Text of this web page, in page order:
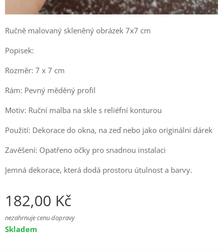
Ručně malovaný skleněný obrázek 7x7 cm
Popisek:
Rozměr: 7 x 7 cm
Rám: Pevný měděný profil
Motiv: Ruční malba na skle s reliéfní konturou
Použití: Dekorace do okna, na zeď nebo jako originální dárek
Zavěšení: Opatřeno očky pro snadnou instalaci
Jemná dekorace, která dodá prostoru útulnost a barvy.
182,00 Kč
nezahrnuje cenu dopravy
Skladem